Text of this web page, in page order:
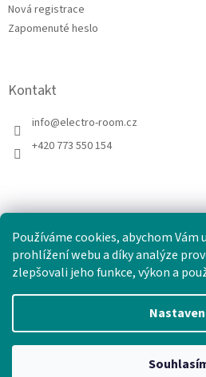
Používáme cookies, abychom
prohlížení webu a díky analýze
zlepšovali jeho funkce, výkon a
Nová registrace
Zapomenuté heslo
Kontakt
info@electro-room.cz
+420 773 550 154
Vytvořil